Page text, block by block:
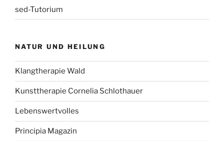
sed-Tutorium
NATUR UND HEILUNG
Klangtherapie Wald
Kunsttherapie Cornelia Schlothauer
Lebenswertvolles
Principia Magazin